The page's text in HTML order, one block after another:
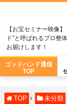
【お宝セミナー映像
ド”と呼ばれるプロ整
お届けします！
ゴッドハンド通信
TOP
TOP 未分類